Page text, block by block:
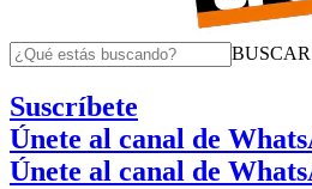
BUSCAR
Suscríbete
Únete al canal de
Únete al canal de